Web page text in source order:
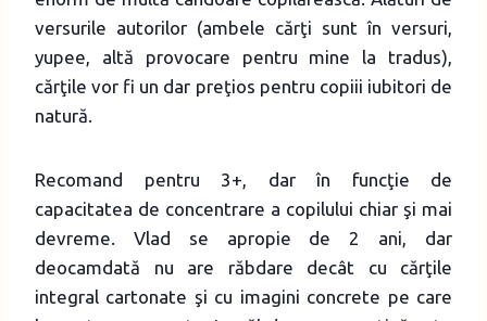
versurile autorilor (ambele cărţi sunt în versuri,
yupee, altă provocare pentru mine la tradus),
cărţile vor fi un dar preţios pentru copiii iubitori de
natură.
Recomand pentru 3+, dar în funcţie de
capacitatea de concentrare a copilului chiar şi mai
devreme. Vlad se apropie de 2 ani, dar
deocamdată nu are răbdare decât cu cărţile
integral cartonate şi cu imagini concrete pe care